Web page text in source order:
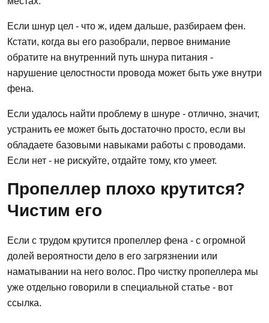
Если шнур цел - что ж, идем дальше, разбираем фен.
Кстати, когда вы его разобрали, первое внимание
обратите на внутренний путь шнура питания -
нарушение целостности провода может быть уже внутри
фена.
Если удалось найти проблему в шнуре - отлично, значит,
устранить ее может быть достаточно просто, если вы
обладаете базовыми навыками работы с проводами.
Если нет - не рискуйте, отдайте тому, кто умеет.
Пропеллер плохо крутится?
Чистим его
Если с трудом крутится пропеллер фена - с огромной
долей вероятности дело в его загрязнении или
наматывании на него волос. Про чистку пропеллера мы
уже отдельно говорили в специальной статье - вот
ссылка.